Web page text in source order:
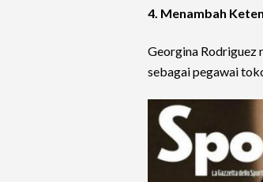
4. Menambah
Georgina Rodriguez
sebagai pegawai